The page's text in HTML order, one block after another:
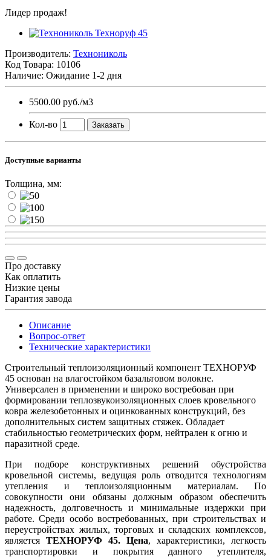
Лидер продаж!
Производитель: Технониколь
Код Товара: 10106
Наличие: Ожидание 1-2 дня
5500.00 руб./м3
Кол-во Заказать
Доступные варианты
Толщина, мм:
Про доставку
Как оплатить
Низкие цены
Гарантия завода
Описание
Вопрос-ответ
Технические характеристики
Строительный теплоизоляционный компонент ТЕХНОРУФ
45 основан на влагостойком базальтовом волокне.
Универсален в применении и широко востребован при
формировании теплозвукоизоляционных слоев кровельного
ковра железобетонных и оцинкованных конструкций, без
дополнительных систем защитных стяжек. Обладает
стабильностью геометрических форм, нейтрален к огню и
паразитной среде.
При подборе конструктивных решений обустройства
кровельной системы, ведущая роль отводится технологиям
утепления и теплоизоляционным материалам. По
совокупности они обязаны должным образом обеспечить
надежность, долговечность и минимальные издержки при
работе. Среди особо востребованных, при строительствах и
переустройствах жилых, торговых и складских комплексов,
является ТЕХНОРУФ 45. Цена, характеристики, легкость
транспортировки и покрытия данного утеплителя,